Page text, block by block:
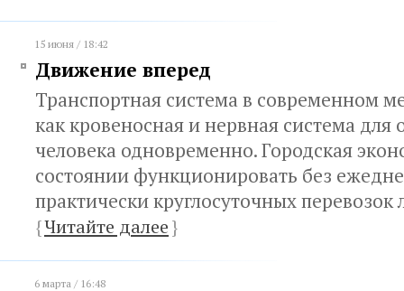
15 июня / 18:42
Движение вперед
Транспортная система в современном
как кровеносная и нервная система для
человека одновременно. Городская
состоянии функционировать без
практически круглосуточных перевозок
{Читайте далее}
6 марта / 16:48